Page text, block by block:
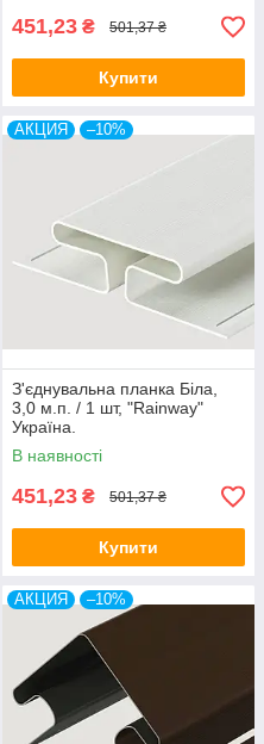
451,23 ₴ 501,37 ₴
Купити
АКЦИЯ –10%
З'єднувальна планка Біла,
3,0 м.п. / 1 шт, "Rainway"
Україна.
В наявності
451,23 ₴ 501,37 ₴
Купити
АКЦИЯ –10%